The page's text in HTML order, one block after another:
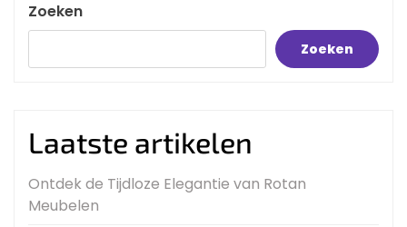
Zoeken
Zoeken
Laatste artikelen
Ontdek de Tijdloze Elegantie van Rotan
Meubelen